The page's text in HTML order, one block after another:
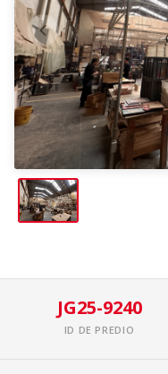
JG25-9240
ID DE PREDIO